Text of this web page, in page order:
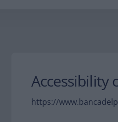
Accessibility
https://